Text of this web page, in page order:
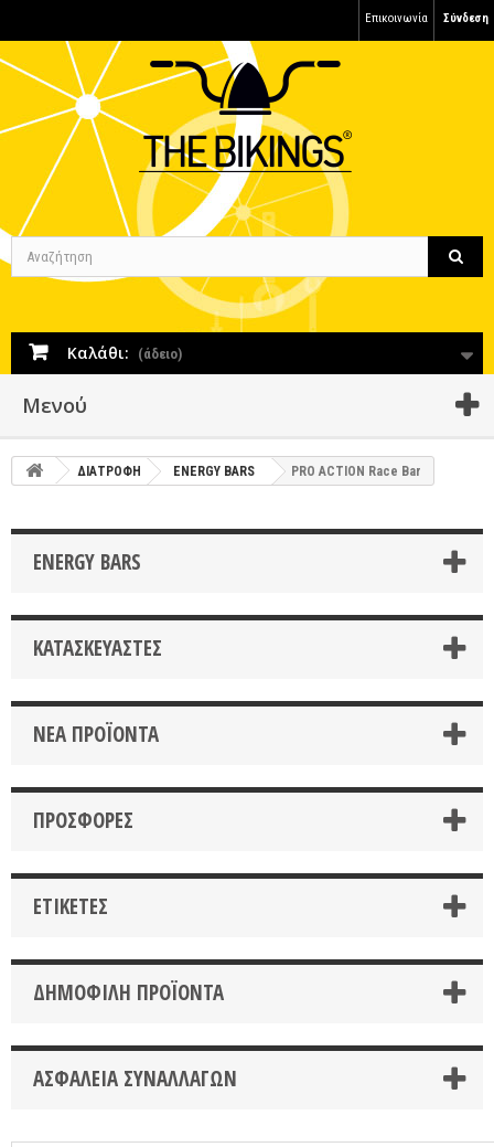
Σύνδεση
Επικοινωνία
Καλάθι: (άδειο)
Μενού
ΔΙΑΤΡΟΦΗ ENERGY BARS PRO ACTION Race Bar
ENERGY BARS
ΚΑΤΑΣΚΕΥΑΣΤΈΣ
ΝΈΑ ΠΡΟΪΌΝΤΑ
ΠΡΟΣΦΟΡΈΣ
ΕΤΙΚΈΤΕΣ
ΔΗΜΟΦΙΛΉ ΠΡΟΪΌΝΤΑ
ΑΣΦΆΛΕΙΑ ΣΥΝΑΛΛΑΓΏΝ